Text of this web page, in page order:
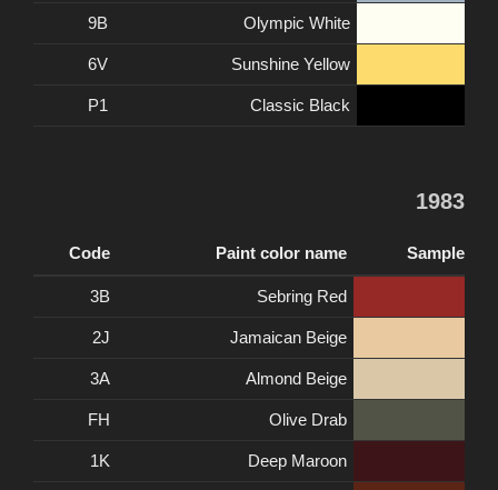
Olympic White
9B
Sunshine Yellow
6V
Classic Black
P1
1983
Sample
Paint color name
Code
Sebring Red
3B
Jamaican Beige
2J
Almond Beige
3A
Olive Drab
FH
Deep Maroon
1K